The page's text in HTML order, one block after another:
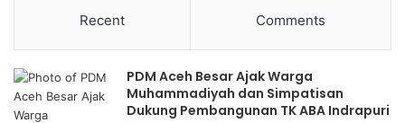
Recent Comments
PDM Aceh Besar Ajak Warga
Muhammadiyah dan Simpatisan
Dukung Pembangunan TK ABA Indrapuri